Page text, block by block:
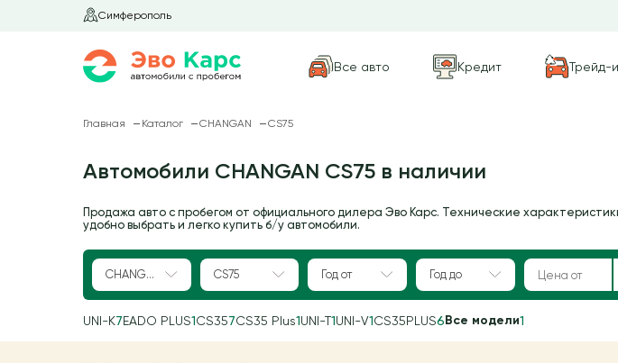
Симферополь
Все авто Кредит Трейд-
Главная Каталог CHANGAN CS75
Автомобили CHANGAN CS75 в наличии
Продажа авто с пробегом от официального дилера Эво Карс. Технические
удобно выбрать и легко купить б/у автомобили.
CHANGAN CS75 Год от Год до
UNI-K7EADO PLUS1CS357CS35 Plus1UNI-T1UNI-V1CS35PLUS6Все модели1